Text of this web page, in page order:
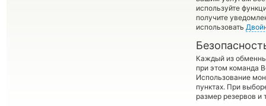
используйте
получите
использовать
Каждый из
при этом команда
Использование
пунктах. При
размер резервов и